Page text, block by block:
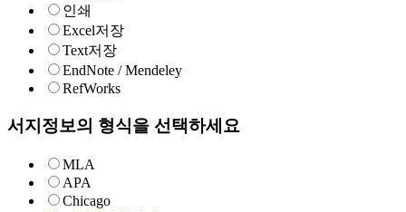
인쇄
Excel저장
Text저장
EndNote / Mendeley
RefWorks
서지정보의 형식을 선택하세요
MLA
APA
Chicago